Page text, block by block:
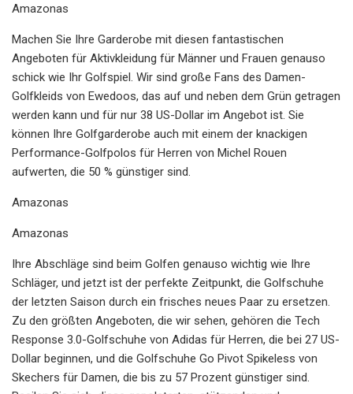
Amazonas
Machen Sie Ihre Garderobe mit diesen fantastischen
Angeboten für Aktivkleidung für Männer und Frauen genauso
schick wie Ihr Golfspiel. Wir sind große Fans des Damen-
Golfkleids von Ewedoos, das auf und neben dem Grün getragen
werden kann und für nur 38 US-Dollar im Angebot ist. Sie
können Ihre Golfgarderobe auch mit einem der knackigen
Performance-Golfpolos für Herren von Michel Rouen
aufwerten, die 50 % günstiger sind.
Amazonas
Amazonas
Ihre Abschläge sind beim Golfen genauso wichtig wie Ihre
Schläger, und jetzt ist der perfekte Zeitpunkt, die Golfschuhe
der letzten Saison durch ein frisches neues Paar zu ersetzen.
Zu den größten Angeboten, die wir sehen, gehören die Tech
Response 3.0-Golfschuhe von Adidas für Herren, die bei 27 US-
Dollar beginnen, und die Golfschuhe Go Pivot Spikeless von
Skechers für Damen, die bis zu 57 Prozent günstiger sind.